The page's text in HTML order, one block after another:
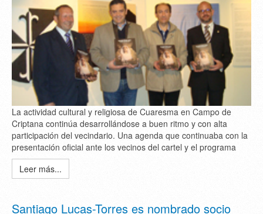
La actividad cultural y religiosa de Cuaresma en Campo de
Criptana continúa desarrollándose a buen ritmo y con alta
participación del vecindario. Una agenda que continuaba con la
presentación oficial ante los vecinos del cartel y el programa
Leer más...
Santiago Lucas-Torres es nombrado socio